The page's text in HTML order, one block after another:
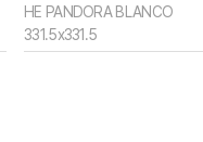
HE PANDORA BLANCO
331.5x331.5